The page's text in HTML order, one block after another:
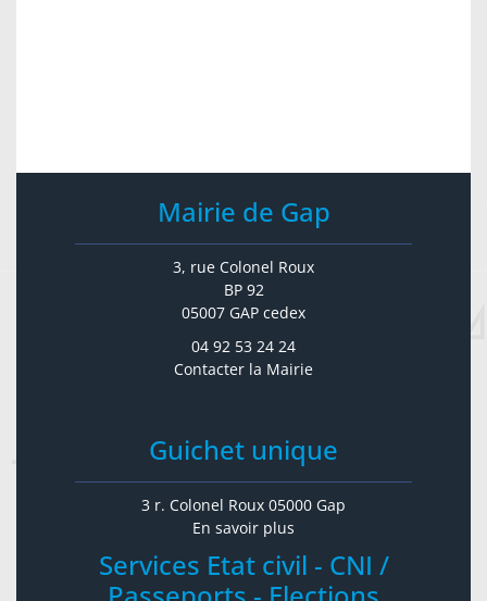
Mairie de Gap
3, rue Colonel Roux
BP 92
05007 GAP cedex
04 92 53 24 24
Contacter la Mairie
Guichet unique
3 r. Colonel Roux 05000 Gap
En savoir plus
Services Etat civil - CNI /